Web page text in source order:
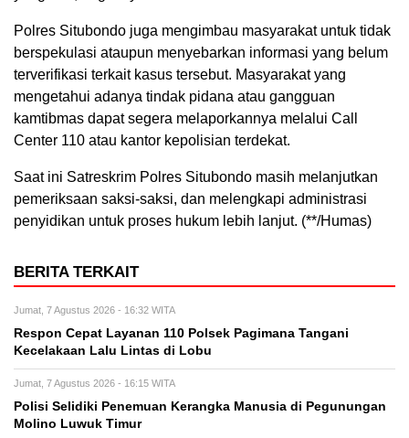
Polres Situbondo juga mengimbau masyarakat untuk tidak
berspekulasi ataupun menyebarkan informasi yang belum
terverifikasi terkait kasus tersebut. Masyarakat yang
mengetahui adanya tindak pidana atau gangguan
kamtibmas dapat segera melaporkannya melalui Call
Center 110 atau kantor kepolisian terdekat.
Saat ini Satreskrim Polres Situbondo masih melanjutkan
pemeriksaan saksi-saksi, dan melengkapi administrasi
penyidikan untuk proses hukum lebih lanjut. (**/Humas)
BERITA TERKAIT
Jumat, 7 Agustus 2026 - 16:32 WITA
Respon Cepat Layanan 110 Polsek Pagimana Tangani
Kecelakaan Lalu Lintas di Lobu
Jumat, 7 Agustus 2026 - 16:15 WITA
Polisi Selidiki Penemuan Kerangka Manusia di Pegunungan
Molino Luwuk Timur